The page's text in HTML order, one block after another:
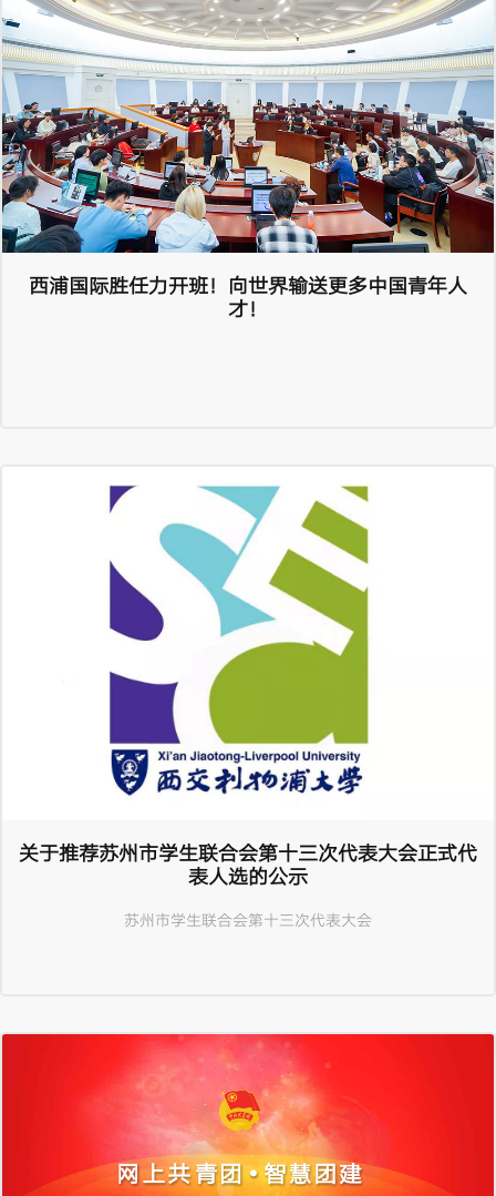
西浦国际胜任力开班！向世界输送更多中国青年人
才！
关于推荐苏州市学生联合会第十三次代表大会正式代
表人选的公示
苏州市学生联合会第十三次代表大会